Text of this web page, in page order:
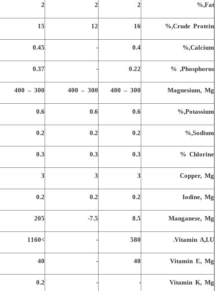
Fat,%
2
2
2
Crude Protein,%
16
12
15
Calcium,%
0.4
-
0.45
Phosphorus, %
0.22
-
0.37
Magnesium, Mg
300 – 400
300 – 400
300 – 400
Potassium,%
0.6
0.6
0.6
Sodium,%
0.2
0.2
0.2
Chlorine %
0.3
0.3
0.3
Copper, Mg
3
3
3
Iodine, Mg
0.2
0.2
0.2
Manganese, Mg
8.5
7.5-
205
Vitamin A,I.U.
580
-
>1160
Vitamin E, Mg
40
-
40
Vitamin K, Mg
-
-
0.2